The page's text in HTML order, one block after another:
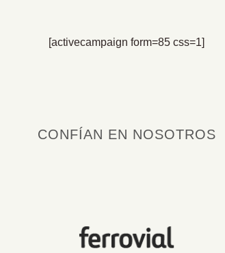
[activecampaign form=85 css=1]
CONFÍAN EN NOSOTROS